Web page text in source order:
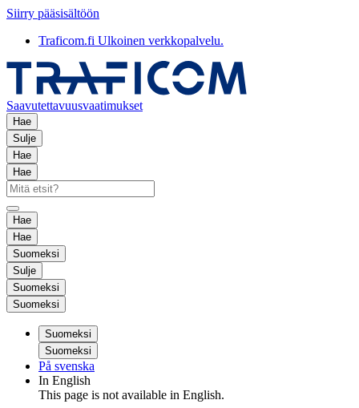
Siirry pääsisältöön
Traficom.fi Ulkoinen verkkopalvelu.
Saavutettavuusvaatimukset
Hae
Sulje
Hae
Hae
Hae
Hae
Suomeksi
Sulje
Suomeksi
Suomeksi
Suomeksi
Suomeksi
På svenska
In English
This page is not available in English.